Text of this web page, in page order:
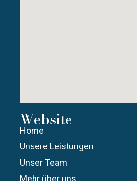
Website
Home
Unsere Leistungen
Unser Team
Mehr über uns